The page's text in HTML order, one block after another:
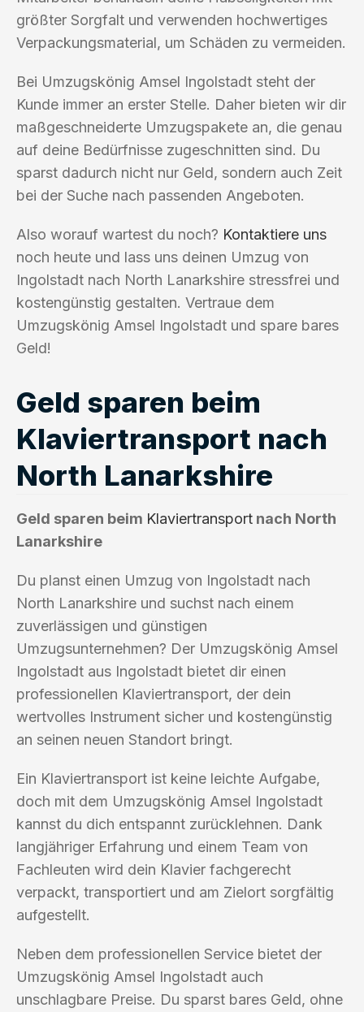
größter Sorgfalt und verwenden hochwertiges
Verpackungsmaterial, um Schäden zu vermeiden.
Bei Umzugskönig Amsel Ingolstadt steht der
Kunde immer an erster Stelle. Daher bieten wir dir
maßgeschneiderte Umzugspakete an, die genau
auf deine Bedürfnisse zugeschnitten sind. Du
sparst dadurch nicht nur Geld, sondern auch Zeit
bei der Suche nach passenden Angeboten.
Also worauf wartest du noch? Kontaktiere uns
noch heute und lass uns deinen Umzug von
Ingolstadt nach North Lanarkshire stressfrei und
kostengünstig gestalten. Vertraue dem
Umzugskönig Amsel Ingolstadt und spare bares
Geld!
Geld sparen beim
Klaviertransport nach
North Lanarkshire
Geld sparen beim Klaviertransport nach North
Lanarkshire
Du planst einen Umzug von Ingolstadt nach
North Lanarkshire und suchst nach einem
zuverlässigen und günstigen
Umzugsunternehmen? Der Umzugskönig Amsel
Ingolstadt aus Ingolstadt bietet dir einen
professionellen Klaviertransport, der dein
wertvolles Instrument sicher und kostengünstig
an seinen neuen Standort bringt.
Ein Klaviertransport ist keine leichte Aufgabe,
doch mit dem Umzugskönig Amsel Ingolstadt
kannst du dich entspannt zurücklehnen. Dank
langjähriger Erfahrung und einem Team von
Fachleuten wird dein Klavier fachgerecht
verpackt, transportiert und am Zielort sorgfältig
aufgestellt.
Neben dem professionellen Service bietet der
Umzugskönig Amsel Ingolstadt auch
unschlagbare Preise. Du sparst bares Geld, ohne